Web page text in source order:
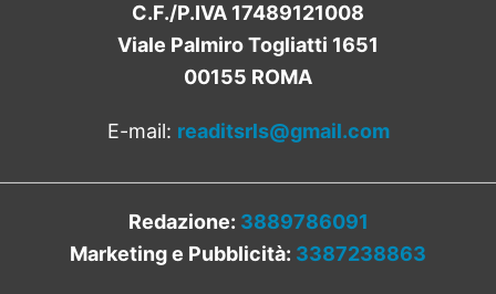
C.F./P.IVA 17489121008
Viale Palmiro Togliatti 1651
00155 ROMA
E-mail: readitsrls@gmail.com
Redazione: 3889786091
Marketing e Pubblicità: 3387238863